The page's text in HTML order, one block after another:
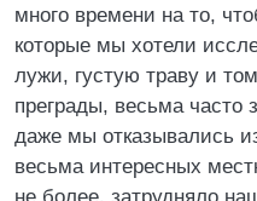
много времени на то,
которые мы хотели
лужи, густую траву и
преграды, весьма часто
даже мы отказывались
весьма интересных